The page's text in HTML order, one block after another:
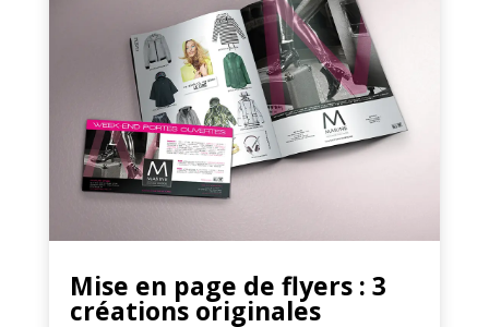
Mise en page de flyers : 3
créations originales